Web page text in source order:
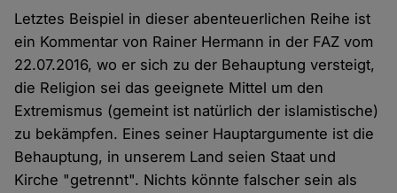
Letztes Beispiel in dieser abenteuerlichen Reihe ist
ein Kommentar von Rainer Hermann in der FAZ vom
22.07.2016, wo er sich zu der Behauptung versteigt,
die Religion sei das geeignete Mittel um den
Extremismus (gemeint ist natürlich der islamistische)
zu bekämpfen. Eines seiner Hauptargumente ist die
Behauptung, in unserem Land seien Staat und
Kirche "getrennt". Nichts könnte falscher sein als